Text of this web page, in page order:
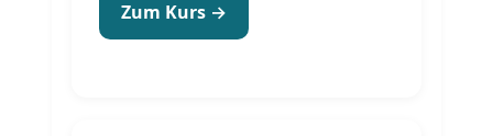
Zum Kurs →